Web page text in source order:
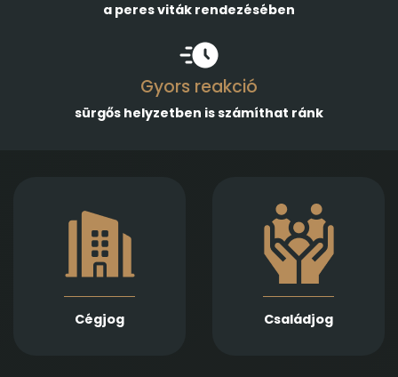
a peres viták rendezésében
Gyors reakció
sürgős helyzetben is számíthat ránk
Cégjog
módosításában és
átalakulásában
biztosítunk teljes körű
szolgáltatást
Jogi képviseletet
vállalunk
végelszámolás, csőd-
Családjog
megalapozott jogi
támogatást nyújtunk
házassági bontóper,
vagyonmegosztás,
tartásdíj,
gyermekelhelyezés,
szülői felügyelet,
apasági vélelem,